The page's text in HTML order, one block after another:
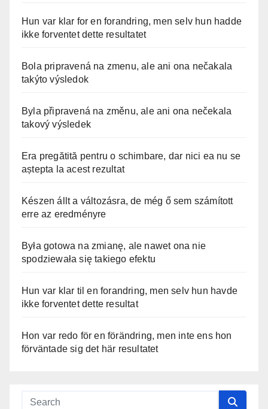
Hun var klar for en forandring, men selv hun hadde
ikke forventet dette resultatet
Bola pripravená na zmenu, ale ani ona nečakala
takýto výsledok
Byla připravená na změnu, ale ani ona nečekala
takový výsledek
Era pregătită pentru o schimbare, dar nici ea nu se
aștepta la acest rezultat
Készen állt a változásra, de még ő sem számított
erre az eredményre
Była gotowa na zmianę, ale nawet ona nie
spodziewała się takiego efektu
Hun var klar til en forandring, men selv hun havde
ikke forventet dette resultat
Hon var redo för en förändring, men inte ens hon
förväntade sig det här resultatet